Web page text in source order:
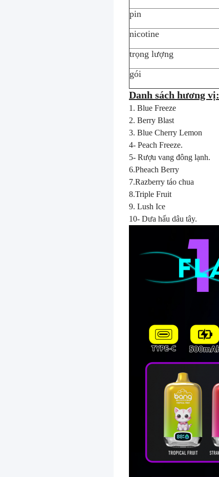
pin
nicotine
trọng lượng
gói
Danh sách hương vị:
1. Blue Freeze
2. Berry Blast
3. Blue Cherry Lemon
4- Peach Freeze.
5- Rượu vang đông lạnh.
6.Pheach Berry
7.Razberry táo chua
8.Triple Fruit
9. Lush Ice
10- Dưa hấu dâu tây.